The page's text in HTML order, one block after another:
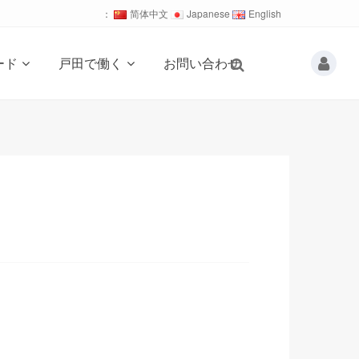
： 简体中文 Japanese English
ド 戸田で働く お問い合わせ